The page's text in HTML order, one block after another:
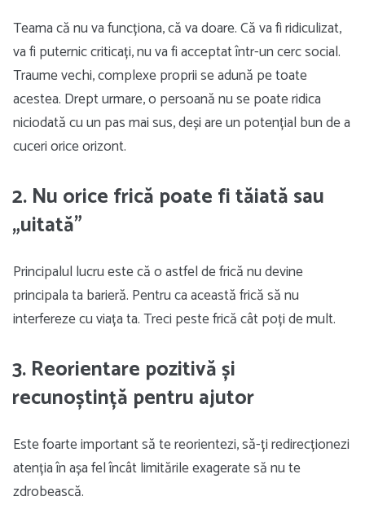
Teama că nu va funcționa, că va doare. Că va fi ridiculizat,
va fi puternic criticați, nu va fi acceptat într-un cerc social.
Traume vechi, complexe proprii se adună pe toate
acestea. Drept urmare, o persoană nu se poate ridica
niciodată cu un pas mai sus, deși are un potențial bun de a
cuceri orice orizont.
2. Nu orice frică poate fi tăiată sau
„uitată”
Principalul lucru este că o astfel de frică nu devine
principala ta barieră. Pentru ca această frică să nu
interfereze cu viața ta. Treci peste frică cât poți de mult.
3. Reorientare pozitivă și
recunoștință pentru ajutor
Este foarte important să te reorientezi, să-ți redirecționezi
atenția în așa fel încât limitările exagerate să nu te
zdrobească.